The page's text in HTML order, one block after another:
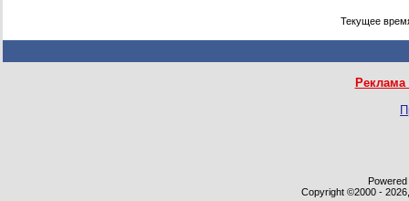
Текущее
Copyright ©2000 -